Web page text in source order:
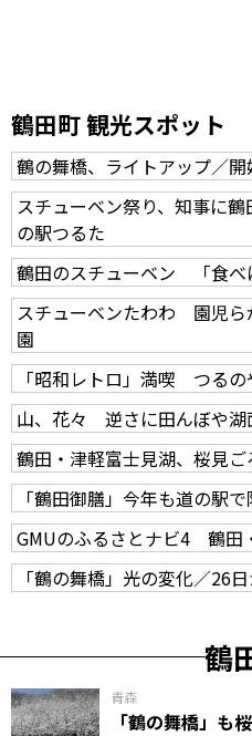
鶴田町 観光スポット
鶴の舞橋、ライトアップ／
スチューベン祭り、知事に
の駅つるた
鶴田のスチューベン 「食べ
スチューベンたわわ 園児ら
園
「昭和レトロ」満喫 つる
山、花々 逆さに田んぼや湖
鶴田・津軽富士見湖、桜見ご
「鶴田御膳」今年も道の駅
GMUのふるさとナビ4 鶴田
「鶴の舞橋」光の変化／26
鶴
青森
「鶴の舞橋」